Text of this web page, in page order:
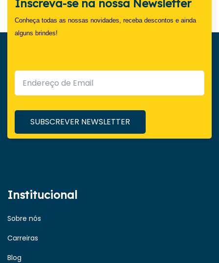
Inscreva-se na nossa Newsletter
Conheça todas as nossas novidades, receba descontos e ainda
alguns brindes!
Institucional
Sobre nós
Carreiras
Blog